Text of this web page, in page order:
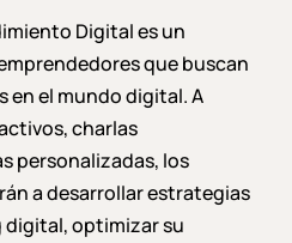
Digital es un
que buscan
en el mundo digital. A
charlas
personalizadas, los
a desarrollar estrategias
optimizar su